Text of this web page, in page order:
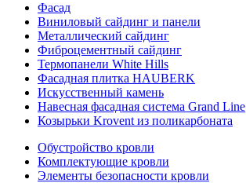
Фасад
Виниловый сайдинг и панели
Металлический сайдинг
Фиброцементный сайдинг
Термопанели White Hills
Фасадная плитка HAUBERK
Искусственный камень
Навесная фасадная система Grand Line
Козырьки Krovent из поликарбоната
Обустройство кровли
Комплектующие кровли
Элементы безопасности кровли